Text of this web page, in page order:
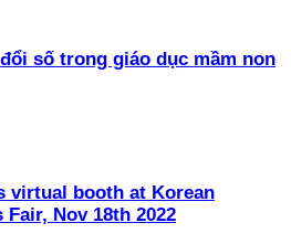
số trong giáo dục mầm non
virtual booth at Korean
Fair, Nov 18th 2022